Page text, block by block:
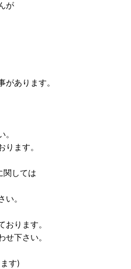
が
あります。
ます。
関しては
。
ります。
下さい。
す)